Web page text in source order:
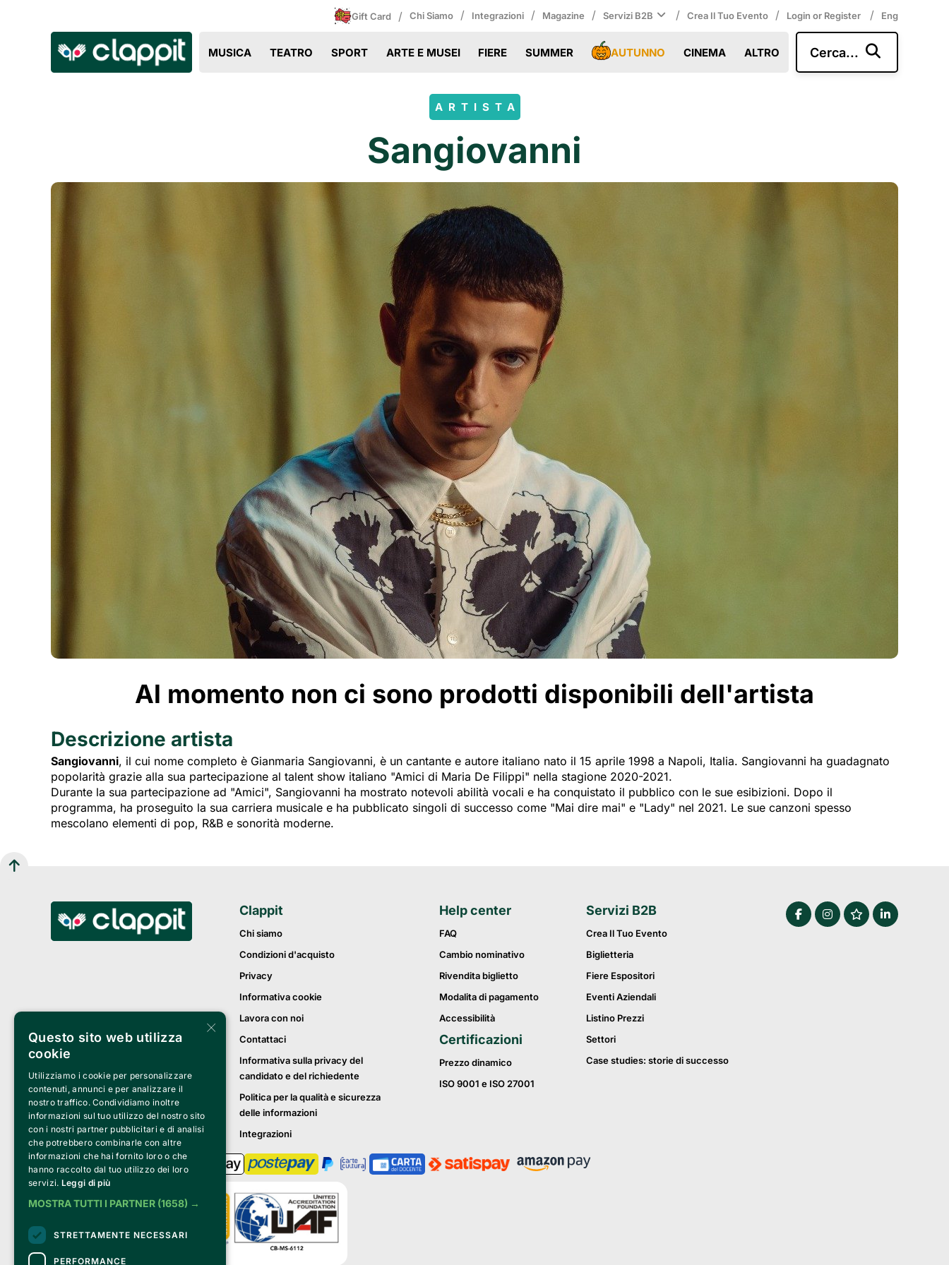
Gift Card / Chi Siamo / Integrazioni / Magazine / Servizi B2B / Crea Il Tuo Evento / Login or Register / Eng
MUSICA TEATRO SPORT ARTE E MUSEI FIERE SUMMER AUTUNNO CINEMA ALTRO Cerca...
ARTISTA
Sangiovanni
Al momento non ci sono prodotti disponibili dell'artista
Descrizione artista
Sangiovanni, il cui nome completo è Gianmaria Sangiovanni, è un cantante e autore italiano nato il 15 aprile 1998 a Napoli, Italia. Sangiovanni ha guadagnato
popolarità grazie alla sua partecipazione al talent show italiano "Amici di Maria De Filippi" nella stagione 2020-2021.
Durante la sua partecipazione ad "Amici", Sangiovanni ha mostrato notevoli abilità vocali e ha conquistato il pubblico con le sue esibizioni. Dopo il
programma, ha proseguito la sua carriera musicale e ha pubblicato singoli di successo come "Mai dire mai" e "Lady" nel 2021. Le sue canzoni spesso
mescolano elementi di pop, R&B e sonorità moderne.
Clappit
Chi siamo
Condizioni d'acquisto
Privacy
Informativa cookie
Lavora con noi
Contattaci
Informativa sulla privacy del
candidato e del richiedente
Politica per la qualità e sicurezza
delle informazioni
Integrazioni
Help center
FAQ
Cambio nominativo
Rivendita biglietto
Modalita di pagamento
Accessibilità
Certificazioni
Prezzo dinamico
ISO 9001 e ISO 27001
Servizi B2B
Crea Il Tuo Evento
Biglietteria
Fiere Espositori
Eventi Aziendali
Listino Prezzi
Settori
Case studies: storie di successo
×
Questo sito web utilizza
cookie
Utilizziamo i cookie per personalizzare
contenuti, annunci e per analizzare il
nostro traffico. Condividiamo inoltre
informazioni sul tuo utilizzo del nostro sito
con i nostri partner pubblicitari e di analisi
che potrebbero combinarle con altre
informazioni che hai fornito loro o che
hanno raccolto dal tuo utilizzo dei loro
servizi. Leggi di più
MOSTRA TUTTI I PARTNER (1658) →
STRETTAMENTE NECESSARI
PERFORMANCE